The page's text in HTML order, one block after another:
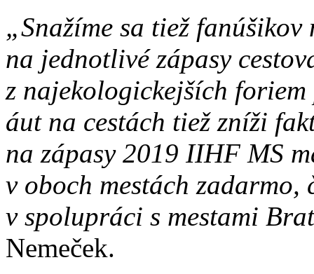
„Snažíme sa tiež
na jednotlivé zápasy
z najekologickejších foriem
áut na cestách tiež zníži
na zápasy 2019 IIHF MS
v oboch mestách
v spolupráci s mestami
Nemeček.